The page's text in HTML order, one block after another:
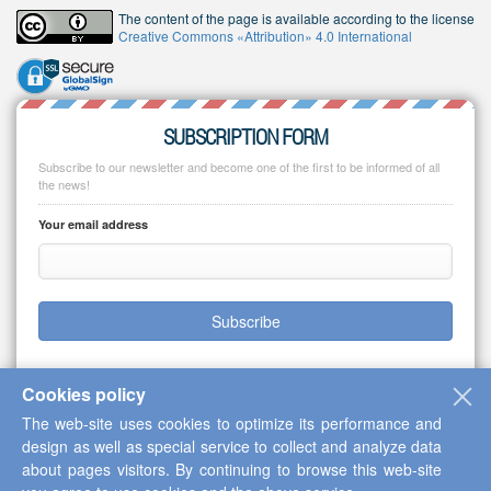
The content of the page is available according to the license
Creative Commons «Attribution» 4.0 International
SUBSCRIPTION FORM
Subscribe to our newsletter and become one of the first to be informed of all
the news!
Your email address
Subscribe
Copyright © 2013-2026 Scientific Cooperation Center "Interactive Plus"
Cookies policy
The web-site uses cookies to optimize its performance and
design as well as special service to collect and analyze data
about pages visitors. By continuing to browse this web-site